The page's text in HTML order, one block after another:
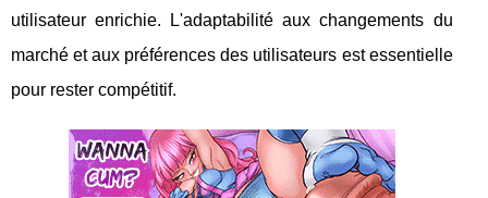
utilisateur enrichie. L'adaptabilité aux changements du
marché et aux préférences des utilisateurs est essentielle
pour rester compétitif.